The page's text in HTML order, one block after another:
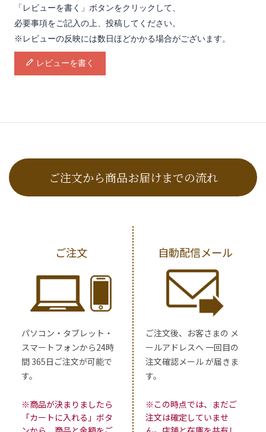
「レビューを書く」ボタンをクリックして、
必要事項をご記入の上、投稿してください。
※レビューの反映には数日ほどかかる場合がございます。
レビューを書く
ご注文から商品お届けまでの流れ
ご注文
パソコン・タブレット・
スマートフォンから24時
間 365日ご注文が可能で
す。
※商品が決まりましたら
「カートに入れる」ボタ
自動配信メール
ご注文後、お客さまの メ
ールアドレスへ 一回目の
注文確認メール が届きま
す。
※この時点では、まだご
注文は確定していませ